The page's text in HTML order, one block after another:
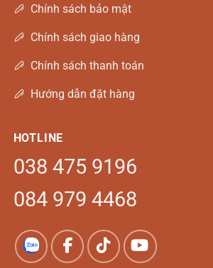
Chính sách bảo mật
Chính sách giao hàng
Chính sách thanh toán
Hướng dẫn đặt hàng
HOTLINE
038 475 9196
084 979 4468